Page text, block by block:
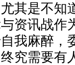
其是不知
资讯战作
我麻醉，
究需要有